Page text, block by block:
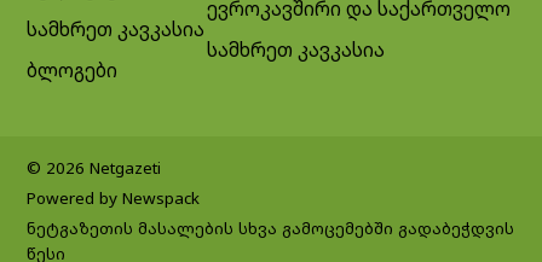
სამხრეთ კავკასია
ბლოგები
ევროკავშირი და საქართველო
სამხრეთ კავკასია
© 2026 Netgazeti
Powered by Newspack
ნეტგაზეთის მასალების სხვა გამოცემებში გადაბეჭდვის
წესი